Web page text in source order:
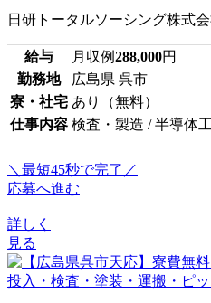
日研トータルソーシング株式
給与 月収例288,000円
勤務地
広島県 呉市
寮・社宅 あり（無料）
仕事内容 検査・製造 / 半導体
＼最短45秒で完了／
応募へ進む
詳しく
見る